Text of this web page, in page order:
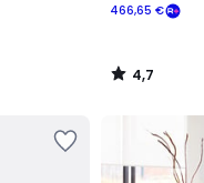
466,65 €
4,7
/